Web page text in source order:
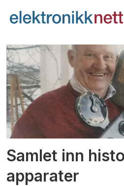
Tag:
Samlet inn
apparater